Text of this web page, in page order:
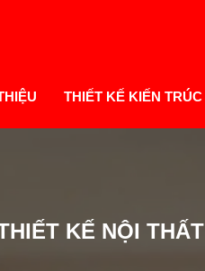
THIẾT KẾ KIẾN TRÚC
KẾ NỘI THẤT